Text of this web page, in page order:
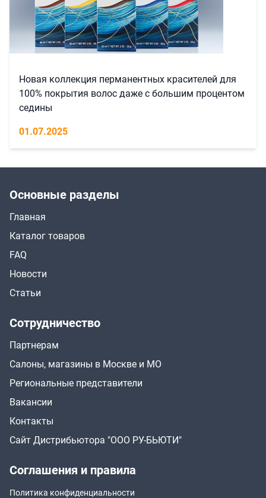
Новая коллекция перманентных красителей для
100% покрытия волос даже с большим процентом
седины
01.07.2025
Основные разделы
Главная
Каталог товаров
FAQ
Новости
Статьи
Сотрудничество
Партнерам
Салоны, магазины в Москве и МО
Региональные представители
Вакансии
Контакты
Сайт Дистрибьютора "ООО РУ-БЬЮТИ"
Соглашения и правила
Политика конфиденциальности